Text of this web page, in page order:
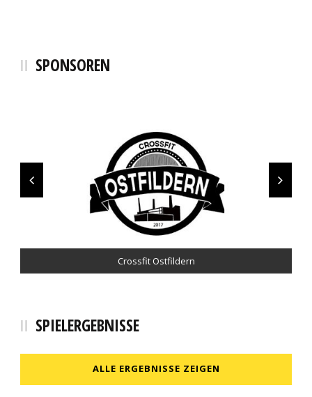
SPONSOREN
Crossfit Ostfildern
Café Pause
Pfizenmaier Automobile
Hamann Energie
SPIELERGEBNISSE
ALLE ERGEBNISSE ZEIGEN